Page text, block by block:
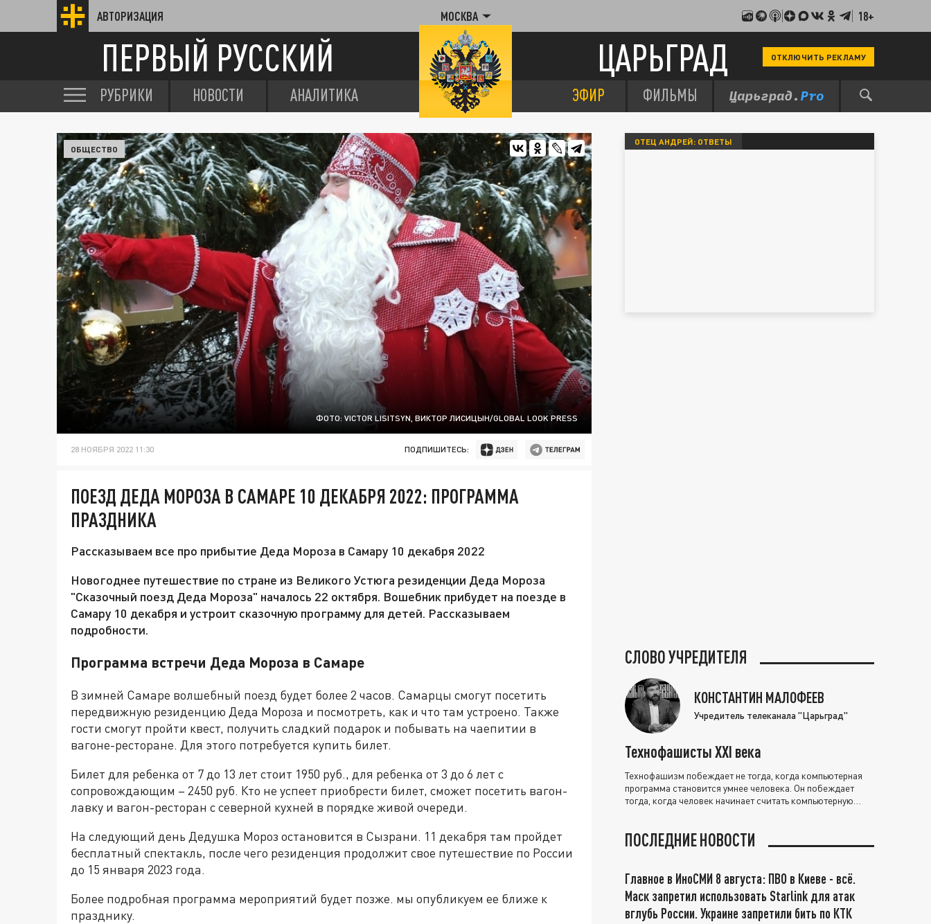
АВТОРИЗАЦИЯ МОСКВА 18+
ПЕРВЫЙ РУССКИЙ ЦАРЬГРАД ОТКЛЮЧИТЬ РЕКЛАМУ
РУБРИКИ НОВОСТИ АНАЛИТИКА ЭФИР ФИЛЬМЫ
ФОТО: VICTOR LISITSYN, ВИКТОР ЛИСИЦЫН/GLOBAL LOOK PRESS
ОБЩЕСТВО
28 НОЯБРЯ 2022 11:30 ПОДПИШИТЕСЬ:
ПОЕЗД ДЕДА МОРОЗА В САМАРЕ 10 ДЕКАБРЯ 2022: ПРОГРАММА
ПРАЗДНИКА
Рассказываем все про прибытие Деда Мороза в Самару 10 декабря 2022
Новогоднее путешествие по стране из Великого Устюга резиденции Деда Мороза
"Сказочный поезд Деда Мороза" началось 22 октября. Вошебник прибудет на поезде в
Самару 10 декабря и устроит сказочную программу для детей. Рассказываем
подробности.
Программа встречи Деда Мороза в Самаре
В зимней Самаре волшебный поезд будет более 2 часов. Самарцы смогут посетить
передвижную резиденцию Деда Мороза и посмотреть, как и что там устроено. Также
гости смогут пройти квест, получить сладкий подарок и побывать на чаепитии в
вагоне-ресторане. Для этого потребуется купить билет.
Билет для ребенка от 7 до 13 лет стоит 1950 руб., для ребенка от 3 до 6 лет с
сопровождающим – 2450 руб. Кто не успеет приобрести билет, сможет посетить вагон-
лавку и вагон-ресторан с северной кухней в порядке живой очереди.
На следующий день Дедушка Мороз остановится в Сызрани. 11 декабря там пройдет
бесплатный спектакль, после чего резиденция продолжит свое путешествие по России
до 15 января 2023 года.
Более подробная программа мероприятий будет позже. мы опубликуем ее ближе к
празднику.
ОТЕЦ АНДРЕЙ: ОТВЕТЫ
СЛОВО УЧРЕДИТЕЛЯ
КОНСТАНТИН МАЛОФЕЕВ
Учредитель телеканала "Царьград"
Технофашисты XXI века
Технофашизм побеждает не тогда, когда компьютерная
программа становится умнее человека. Он побеждает
тогда, когда человек начинает считать компьютерную
ПОСЛЕДНИЕ НОВОСТИ
Главное в ИноСМИ 8 августа: ПВО в Киеве - всё.
Маск запретил использовать Starlink для атак
вглубь России. Украине запретили бить по КТК